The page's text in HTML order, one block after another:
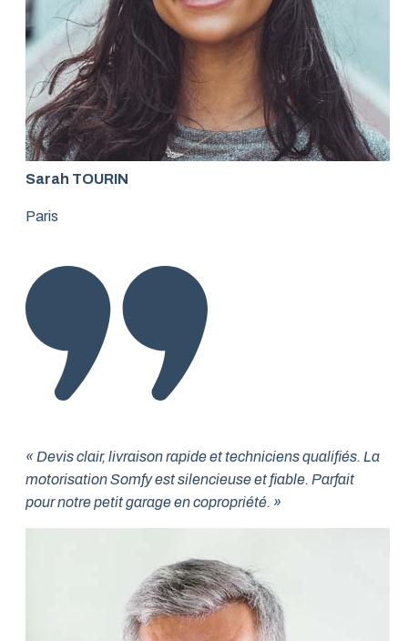
Sarah TOURIN
Paris
« Devis clair, livraison rapide et techniciens qualifiés. La
motorisation Somfy est silencieuse et fiable. Parfait
pour notre petit garage en copropriété. »